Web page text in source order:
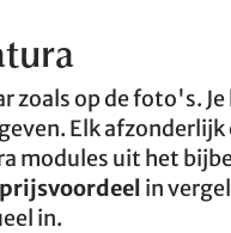
zoals op de foto's.
Elk
modules uit het
in
in.